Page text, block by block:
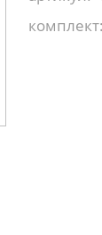
комплект: